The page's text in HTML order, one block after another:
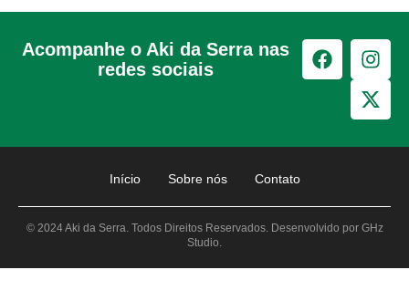
Acompanhe o Aki da Serra nas
redes sociais
Início Sobre nós Contato
© 2024 Aki da Serra. Todos Direitos Reservados. Desenvolvido por GHz
Studio.